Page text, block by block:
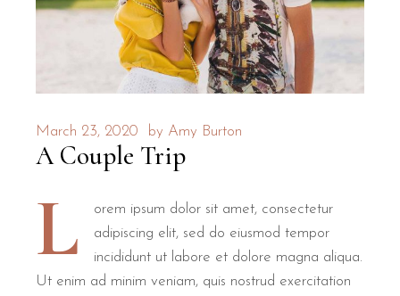
March 23, 2020 by Amy Burton
A Couple Trip
L
orem ipsum dolor sit amet, consectetur
adipiscing elit, sed do eiusmod tempor
incididunt ut labore et dolore magna aliqua.
Ut enim ad minim veniam, quis nostrud exercitation